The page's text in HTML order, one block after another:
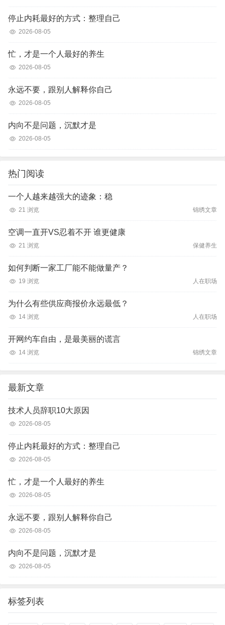
停止内耗最好的方式：整理自己
2026-08-05
忙，才是一个人最好的养生
2026-08-05
永远不要，跟别人解释你自己
2026-08-05
内向不是问题，沉默才是
2026-08-05
热门阅读
一个人越来越强大的迹象：稳
21 浏览 锦绣文章
空调一直开VS忍着不开 谁更健康
21 浏览 保健养生
如何判断一家工厂能不能做量产？
19 浏览 人在职场
为什么有些供应商报价永远最低？
14 浏览 人在职场
开网约车自由，是最美丽的谎言
14 浏览 锦绣文章
最新文章
技术人员辞职10大原因
2026-08-05
停止内耗最好的方式：整理自己
2026-08-05
忙，才是一个人最好的养生
2026-08-05
永远不要，跟别人解释你自己
2026-08-05
内向不是问题，沉默才是
2026-08-05
标签列表